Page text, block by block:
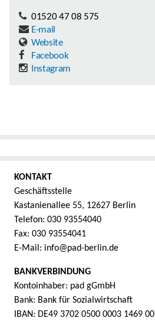
01520 47 08 575
E-mail
Website
Facebook
Instagram
KONTAKT
Geschäftsstelle
Kastanienallee 55, 12627 Berlin
Telefon: 030 93554040
Fax: 030 93554041
E-Mail: info@pad-berlin.de
BANKVERBINDUNG
Kontoinhaber: pad gGmbH
Bank: Bank für Sozialwirtschaft
IBAN: DE49 3702 0500 0003 1469 00